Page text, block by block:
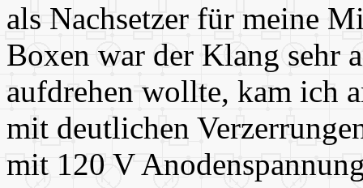
als Nachsetzer für meine
Boxen war der Klang sehr
aufdrehen wollte, kam ich
mit deutlichen
mit 120 V